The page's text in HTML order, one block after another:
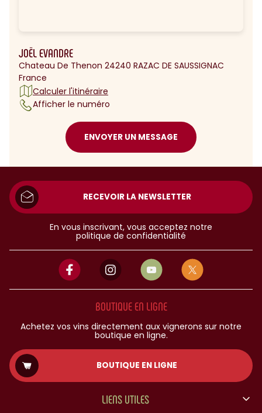
JOËL EVANDRE
Chateau De Thenon 24240 RAZAC DE SAUSSIGNAC
France
Calculer l'itinéraire
Afficher le numéro
ENVOYER UN MESSAGE
RECEVOIR LA NEWSLETTER
En vous inscrivant, vous acceptez notre
politique de confidentialité
BOUTIQUE EN LIGNE
Achetez vos vins directement aux vignerons sur notre
boutique en ligne.
BOUTIQUE EN LIGNE
LIENS UTILES